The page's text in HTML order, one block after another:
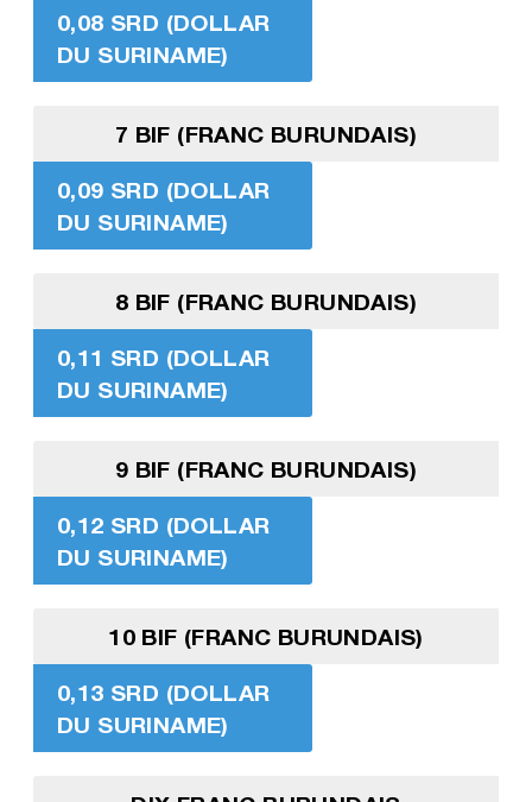
0,08 SRD (DOLLAR
DU SURINAME)
7 BIF (FRANC BURUNDAIS)
0,09 SRD (DOLLAR
DU SURINAME)
8 BIF (FRANC BURUNDAIS)
0,11 SRD (DOLLAR
DU SURINAME)
9 BIF (FRANC BURUNDAIS)
0,12 SRD (DOLLAR
DU SURINAME)
10 BIF (FRANC BURUNDAIS)
0,13 SRD (DOLLAR
DU SURINAME)